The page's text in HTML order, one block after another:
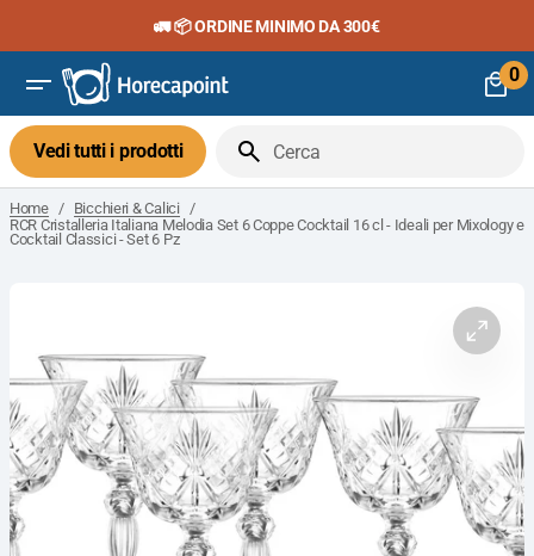
contenuto
🚛 📦 ORDINE MINIMO DA 300€
Vedi tutti i prodotti Cerca
00
Apri
1
nella
galleria
Home / Bicchieri & Calici
/
RCR Cristalleria Italiana Melodia Set 6 Coppe Cocktail 16 cl - Ideali per Mixology e
Cocktail Classici - Set 6 Pz